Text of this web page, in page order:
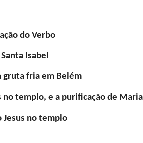
do Verbo
Isabel
gruta fria em Belém
no templo, e a purificação de Maria
no templo